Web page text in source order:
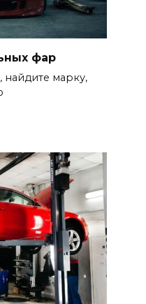
фар
марку,